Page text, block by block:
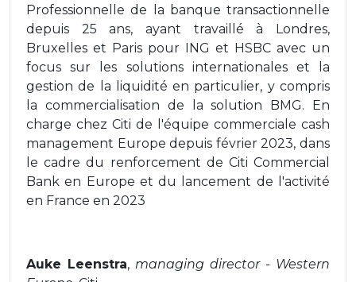
Professionnelle de la banque transactionnelle
depuis 25 ans, ayant travaillé à Londres,
Bruxelles et Paris pour ING et HSBC avec un
focus sur les solutions internationales et la
gestion de la liquidité en particulier, y compris
la commercialisation de la solution BMG. En
charge chez Citi de l'équipe commerciale cash
management Europe depuis février 2023, dans
le cadre du renforcement de Citi Commercial
Bank en Europe et du lancement de l'activité
en France en 2023
Auke Leenstra, managing director - Western